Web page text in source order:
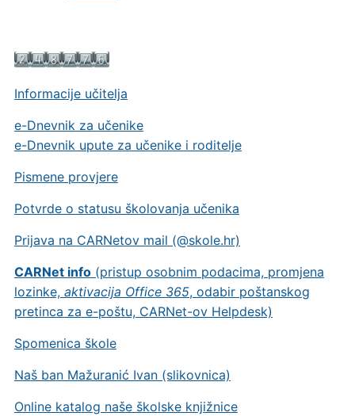
Informacije učitelja
e-Dnevnik za učenike
e-Dnevnik upute za učenike i roditelje
Pismene provjere
Potvrde o statusu školovanja učenika
Prijava na CARNetov mail (@skole.hr)
CARNet info(pristup osobnim podacima, promjena
lozinke, aktivacija Office 365, odabir poštanskog
pretinca za e-poštu, CARNet-ov Helpdesk)
Spomenica škole
Naš ban Mažuranić Ivan (slikovnica)
Online katalog naše školske knjižnice